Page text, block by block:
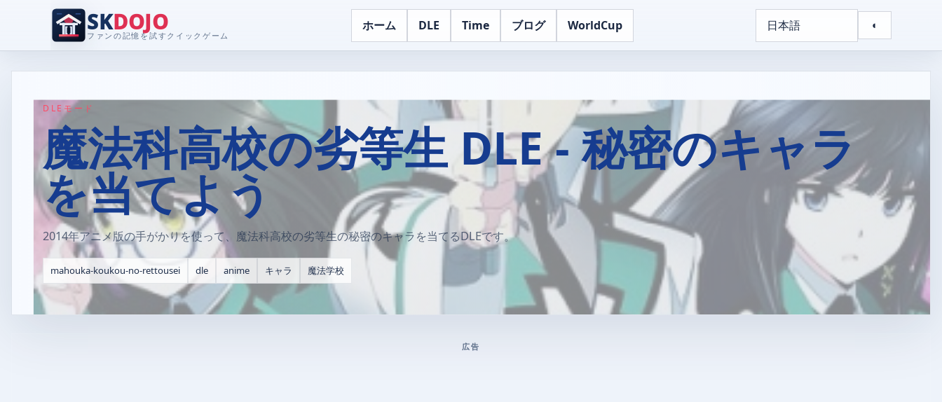
SKDOJO
ファンの記憶を試すクイックゲーム
ホーム DLE Time ブログ WorldCup 日本語 ◐
DLEモード
魔法科高校の劣等生 DLE - 秘密のキャラ
を当てよう
2014年アニメ版の手がかりを使って、魔法科高校の劣等生の秘密のキャラを当てるDLEです。
mahouka-koukou-no-rettousei dle anime キャラ 魔法学校
広告